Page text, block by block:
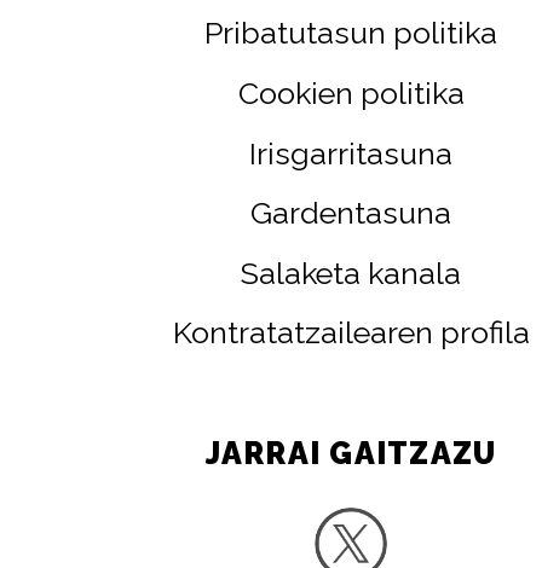
Pribatutasun politika
Cookien politika
Irisgarritasuna
Gardentasuna
Salaketa kanala
Kontratatzailearen profila
JARRAI GAITZAZU